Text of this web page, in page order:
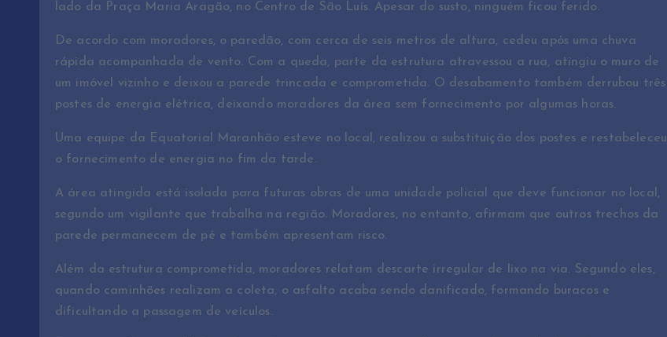
lado da Praça Maria Aragão, no Centro de São Luís. Apesar do susto, ninguém ficou ferido.
De acordo com moradores, o paredão, com cerca de seis metros de altura, cedeu após uma chuva
rápida acompanhada de vento. Com a queda, parte da estrutura atravessou a rua, atingiu o muro de
um imóvel vizinho e deixou a parede trincada e comprometida. O desabamento também derrubou três
postes de energia elétrica, deixando moradores da área sem fornecimento por algumas horas.
Uma equipe da Equatorial Maranhão esteve no local, realizou a substituição dos postes e restabeleceu
o fornecimento de energia no fim da tarde.
A área atingida está isolada para futuras obras de uma unidade policial que deve funcionar no local,
segundo um vigilante que trabalha na região. Moradores, no entanto, afirmam que outros trechos da
parede permanecem de pé e também apresentam risco.
Além da estrutura comprometida, moradores relatam descarte irregular de lixo na via. Segundo eles,
quando caminhões realizam a coleta, o asfalto acaba sendo danificado, formando buracos e
dificultando a passagem de veículos.